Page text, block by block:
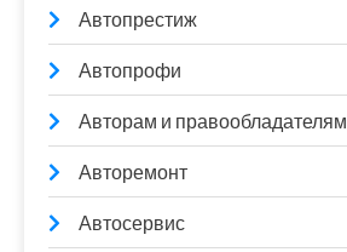
Автопрестиж
Автопрофи
Авторам и правообладателям
Авторемонт
Автосервис